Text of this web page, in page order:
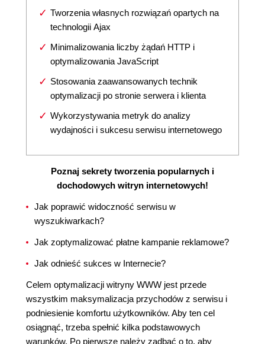
Tworzenia własnych rozwiązań opartych na
technologii Ajax
Minimalizowania liczby żądań HTTP i
optymalizowania JavaScript
Stosowania zaawansowanych technik
optymalizacji po stronie serwera i klienta
Wykorzystywania metryk do analizy
wydajności i sukcesu serwisu internetowego
Poznaj sekrety tworzenia popularnych i
dochodowych witryn internetowych!
Jak poprawić widoczność serwisu w
wyszukiwarkach?
Jak zoptymalizować płatne kampanie reklamowe?
Jak odnieść sukces w Internecie?
Celem optymalizacji witryny WWW jest przede
wszystkim maksymalizacja przychodów z serwisu i
podniesienie komfortu użytkowników. Aby ten cel
osiągnąć, trzeba spełnić kilka podstawowych
warunków. Po pierwsze należy zadbać o to, aby